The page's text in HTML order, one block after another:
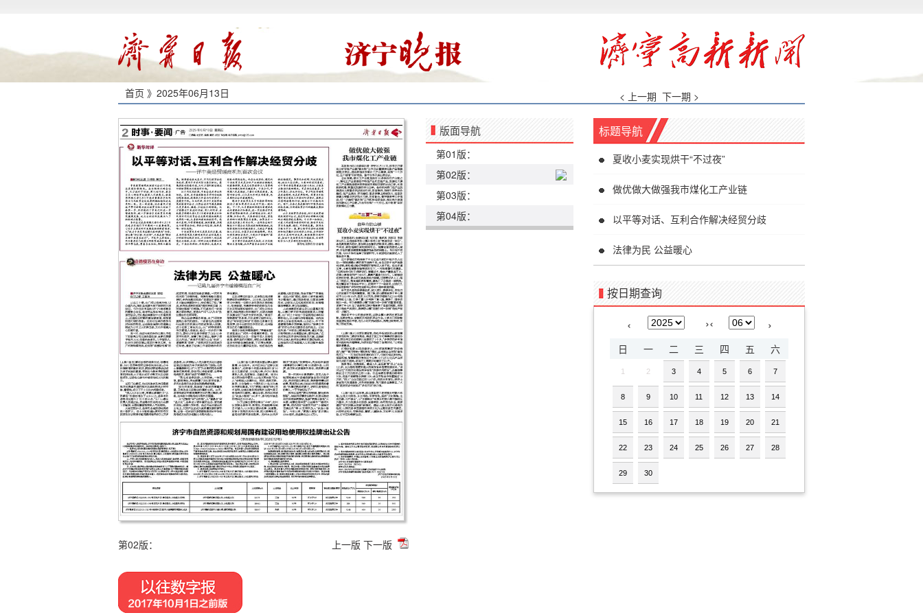
首页 》 2025年06月13日 < 上一期 下一期 >
第02版： 上一版 下一版
版面导航
第01版：
第02版：
第03版：
第04版：
标题导航
夏收小麦实现烘干“不过夜”
做优做大做强我市煤化工产业链
以平等对话、互利合作解决经贸分歧
法律为民 公益暖心
按日期查询
‹ ›‹ ›
日 一 二 三 四 五 六
1 2 3 4 5 6 7
8 9 10 11 12 13 14
15 16 17 18 19 20 21
22 23 24 25 26 27 28
29 30